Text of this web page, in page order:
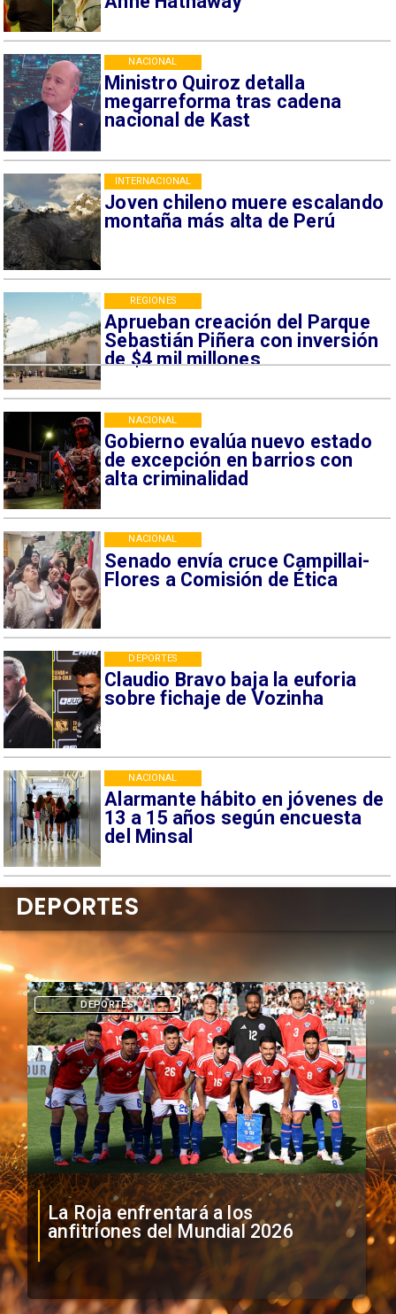
Ministro Quiroz detalla
megarreforma tras cadena
nacional de Kast
NACIONAL
Joven chileno muere escalando
montaña más alta de Perú
INTERNACIONAL
Aprueban creación del Parque
Sebastián Piñera con inversión
de $4 mil millones
REGIONES
Gobierno evalúa nuevo estado
de excepción en barrios con
alta criminalidad
NACIONAL
Senado envía cruce Campillai-
Flores a Comisión de Ética
NACIONAL
Claudio Bravo baja la euforia
sobre fichaje de Vozinha
DEPORTES
Alarmante hábito en jóvenes de
13 a 15 años según encuesta
del Minsal
NACIONAL
La Roja enfrentará a los
anfitriones del Mundial 2026
DEPORTES
DEPORTES